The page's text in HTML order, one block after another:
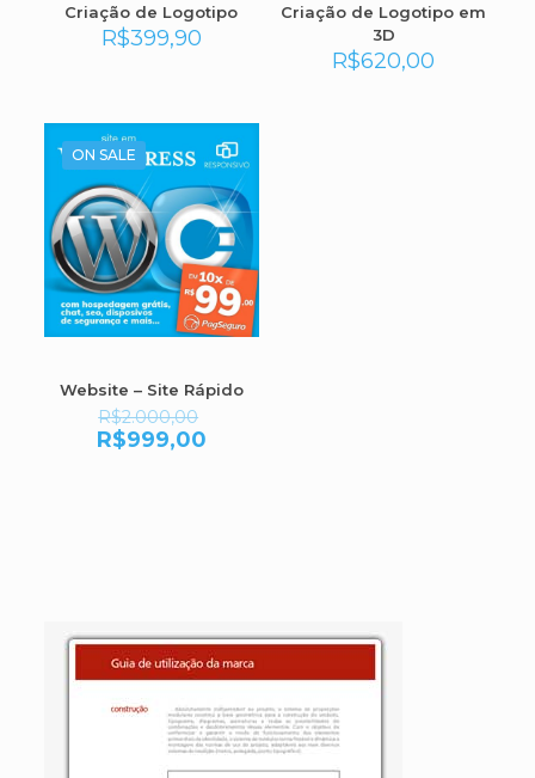
Criação de Logotipo
R$399,90
Criação de Logotipo em
3D
R$620,00
ON SALE
Website – Site Rápido
R$2.000,00
R$999,00